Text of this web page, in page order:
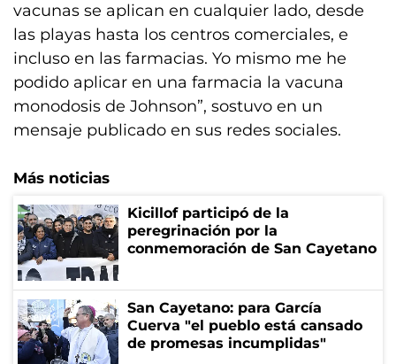
vacunas se aplican en cualquier lado, desde
las playas hasta los centros comerciales, e
incluso en las farmacias. Yo mismo me he
podido aplicar en una farmacia la vacuna
monodosis de Johnson”, sostuvo en un
mensaje publicado en sus redes sociales.
Más noticias
Kicillof participó de la
peregrinación por la
conmemoración de San Cayetano
San Cayetano: para García
Cuerva "el pueblo está cansado
de promesas incumplidas"